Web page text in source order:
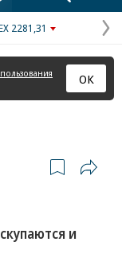
2281,31
ОК
и